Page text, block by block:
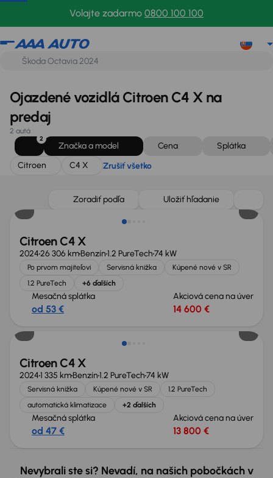
Volajte zadarmo 0800 100 100
Citroen
Ojazdené vozidlá Citroen C4 X na
predaj
2 autá
2
Značka a model Cena
Splátka
Citroen
C4 X Zrušiť všetko
Zoradiť podľa Uložiť hľadanie
Ušetríte 4 400 €
Citroen C4 X
202426 306 kmBenzín1.2 PureTech74 kW
Po prvom majiteľovi Servisná knižka
Kúpené nové v SR
1.2 PureTech
+6 ďalších
Mesačná splátka
od 53 €
Akciová cena na úver
14 600 €
Citroen C4 X
20241 335 kmBenzín1.2 PureTech74 kW
Servisná knižka Kúpené nové v SR
1.2 PureTech
automatická klimatizace
+2 ďalších
Mesačná splátka
od 47 €
Akciová cena na úver
13 800 €
Nevybrali ste si? Nevadí, na našich pobočkách v